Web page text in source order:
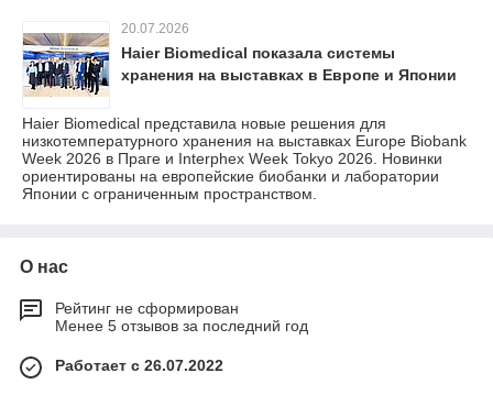
20.07.2026
Haier Biomedical показала системы
хранения на выставках в Европе и Японии
Haier Biomedical представила новые решения для
низкотемпературного хранения на выставках Europe Biobank
Week 2026 в Праге и Interphex Week Tokyo 2026. Новинки
ориентированы на европейские биобанки и лаборатории
Японии с ограниченным пространством.
О нас
Рейтинг не сформирован
Менее 5 отзывов за последний год
Работает с 26.07.2022